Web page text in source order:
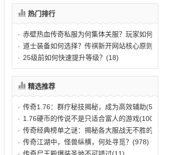
热门排行
赤壁热血传奇私服为何集体关服？玩家如何应(77)
道士装备如何选择？传祺新开网站核心原则解(40)
25级前如何快速提升等级？(18)
精选推荐
传奇1.76：群疗秘技揭秘，成为高效辅助(563)
1.76硬币的传说不是只适合富人的游戏(100)
传奇经典榜单之谜：揭秘各大服战无不胜的法(796)
传奇江湖中，怪兽纵横，何处寻觅？(978)